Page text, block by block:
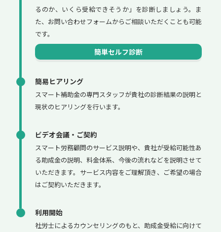
るのか、いくら受給できそうか」を診断しましょう。ま
た、お問い合わせフォームからご相談いただくことも可能
です。
簡単セルフ診断
簡易ヒアリング
スマート補助金の専門スタッフが貴社の診断結果の説明と
現状のヒアリングを行います。
ビデオ会議・ご契約
スマート労務顧問のサービス説明や、貴社が受給可能性あ
る助成金の説明、料金体系、今後の流れなどを説明させて
いただきます。サービス内容をご理解頂き、ご希望の場合
はご契約いただきます。
利用開始
社労士によるカウンセリングのもと、助成金受給に向けて